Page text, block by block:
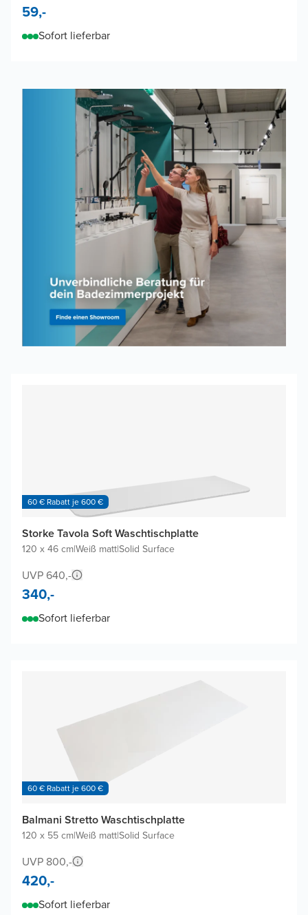
59,-
Sofort lieferbar
60 € Rabatt je 600 €
Storke Tavola Soft Waschtischplatte
120 x 46 cm|Weiß matt|Solid Surface
UVP 640,-
340,-
Sofort lieferbar
60 € Rabatt je 600 €
Balmani Stretto Waschtischplatte
120 x 55 cm|Weiß matt|Solid Surface
UVP 800,-
420,-
Sofort lieferbar